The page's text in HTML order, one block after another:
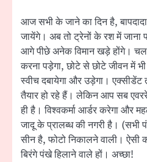
आज सभी के जाने का दिन है,
जायेंगे। अब तो ट्रेनों के रश में जाना
आगे पीछे अनेक विमान खड़े होंगे।
करना पड़ेगा, छोटे से छोटे जीवन में
स्वीच दबायेगा और उड़ेगा। एक्सीडेंट
तैयार हो रहे हैं। लेकिन आप सब
ही है। विश्वकर्मा आर्डर करेगा और
जादू के प्रालब्ध की नगरी है। (सभी
सीन है, फोटो निकालने वाली। ऐसी
बिरंगे पंखे हिलाने वाले हों। अच्छा!